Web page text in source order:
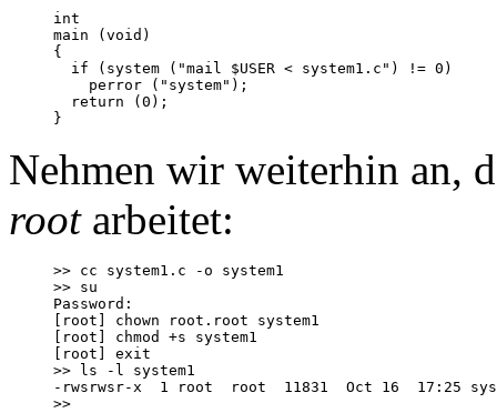
int
main (void)
{
  if (system ("mail $USER < system1.c") != 0)
    perror ("system");
  return (0);
Nehmen wir weiterhin an,
rootarbeitet:
>> cc system1.c -o system1
>> su
Password:
[root] chown root.root system1
[root] chmod +s system1
[root] exit
>> ls -l system1
-rwsrwsr-x  1 root  root  11831  Oct 16  17:25
>>